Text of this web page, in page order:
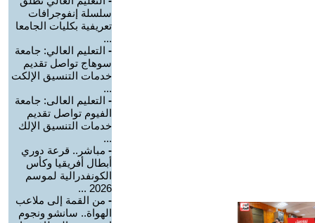
سلسلة إنفوجرافات
تعريفية بكليات الجامعا
...
- التعليم العالي: جامعة
سوهاج تواصل تقديم
خدمات التنسيق الإلكت
...
- التعليم العالى: جامعة
الفيوم تواصل تقديم
خدمات التنسيق الإلك
...
- مباشر.. قرعة دوري
أبطال أفريقيا وكأس
الكونفدرالية لموسم
2026 ...
- من القمة إلى ملاعب
الهواة.. سانشو ونجوم